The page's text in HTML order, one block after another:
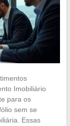
Imobiliário
para os
sem se
Essas